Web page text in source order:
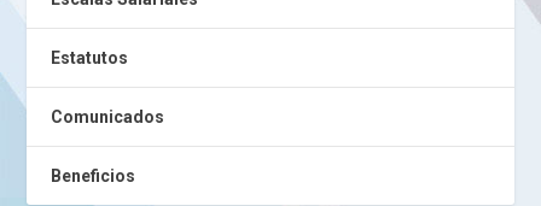
Estatutos
Comunicados
Beneficios